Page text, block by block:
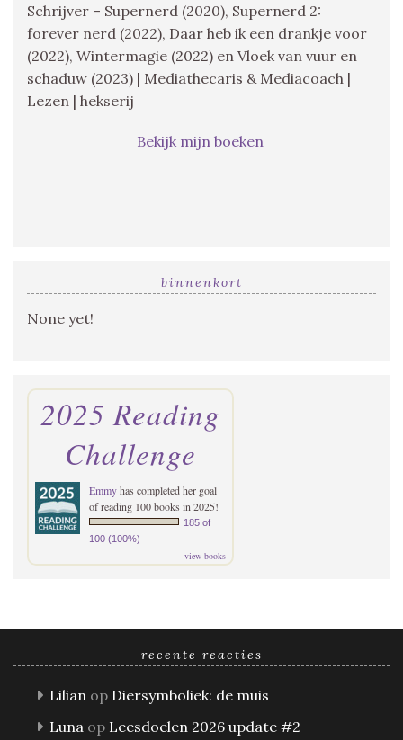
Schrijver – Supernerd (2020), Supernerd 2:
forever nerd (2022), Daar heb ik een drankje voor
(2022), Wintermagie (2022) en Vloek van vuur en
schaduw (2023) | Mediathecaris & Mediacoach |
Lezen | hekserij
Bekijk mijn boeken
binnenkort
None yet!
2025 Reading
Challenge
Emmyhas completed her goal
of reading 100 books in 2025!
185 of
100 (100%)
view books
recente reacties
Lilian op Diersymboliek: de muis
Luna op Leesdoelen 2026 update #2